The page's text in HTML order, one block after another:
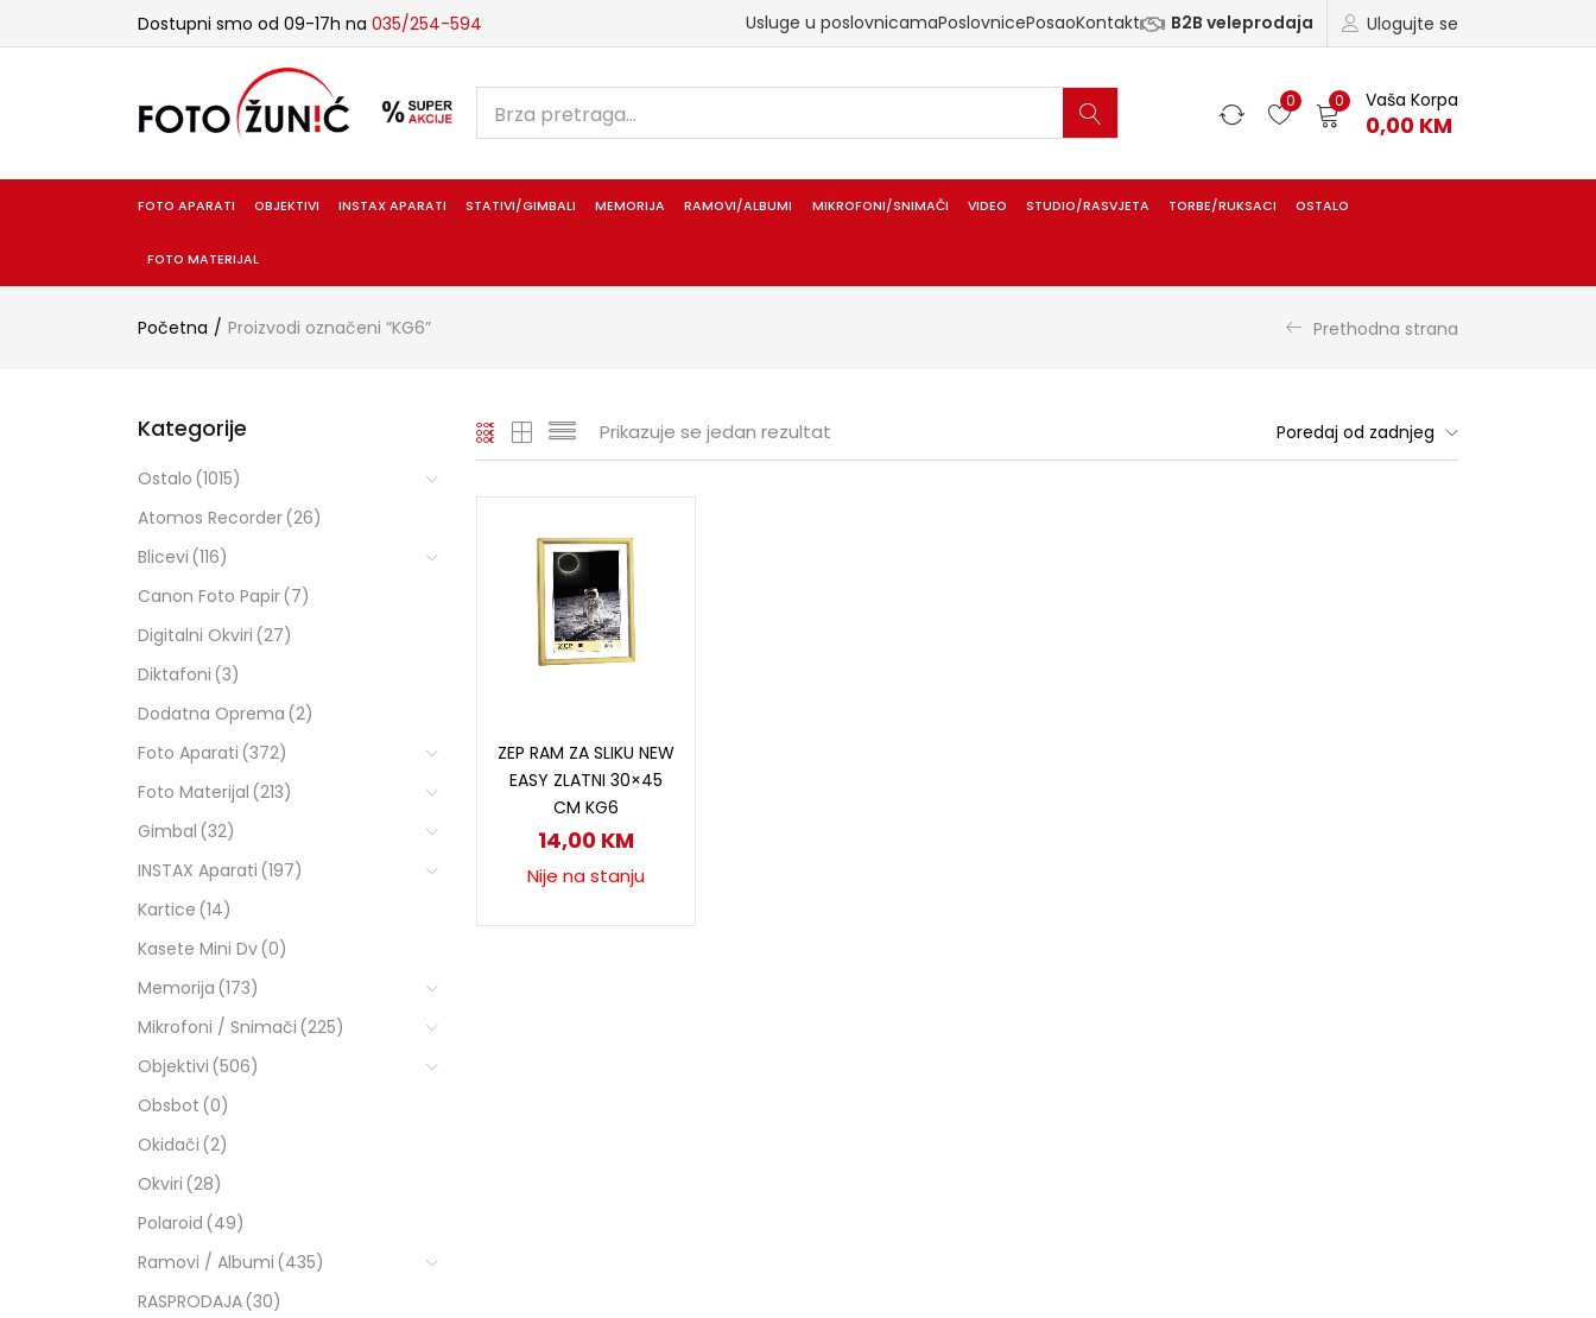
Dostupni smo od 09-17h na 035/254-594 Ulogujte se
Usluge u poslovnicamaPoslovnicePosaoKontakt B2B veleprodaja
0 0 Vaša Korpa
0,00 KM
FOTO APARATI OBJEKTIVI INSTAX APARATI STATIVI/GIMBALI MEMORIJA RAMOVI/ALBUMI MIKROFONI/SNIMAČI VIDEO STUDIO/RASVJETA TORBE/RUKSACI OSTALO
FOTO MATERIJAL
Početna Proizvodi označeni “KG6” Prethodna strana
Prikazuje se jedan rezultat Poredaj od zadnjeg
ZEP RAM ZA SLIKU NEW
EASY ZLATNI 30×45
CM KG6
14,00 KM
Nije na stanju
Kategorije
Ostalo (1015)
Atomos Recorder(26)
Blicevi (116)
Canon Foto Papir(7)
Digitalni Okviri (27)
Diktafoni (3)
Dodatna Oprema (2)
Foto Aparati (372)
Foto Materijal (213)
Gimbal (32)
INSTAX Aparati (197)
Kartice (14)
Kasete Mini Dv(0)
Memorija (173)
Mikrofoni / Snimači (225)
Objektivi (506)
Obsbot (0)
Okidači (2)
Okviri (28)
Polaroid (49)
Ramovi / Albumi (435)
RASPRODAJA(30)